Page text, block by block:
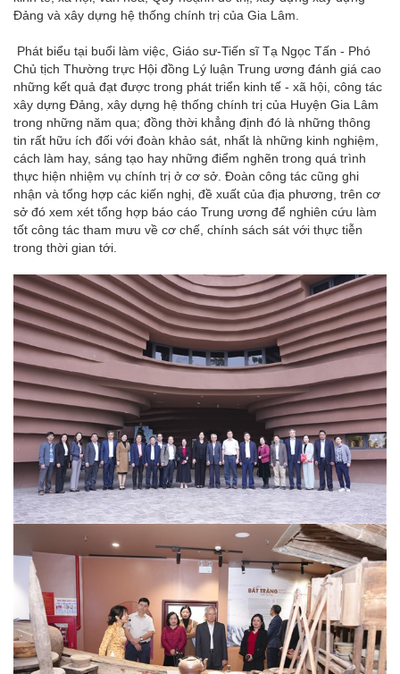
Đảng và xây dựng hệ thống chính trị của Gia Lâm.
Phát biểu tại buổi làm việc, Giáo sư-Tiến sĩ Tạ Ngọc Tấn - Phó
Chủ tịch Thường trực Hội đồng Lý luận Trung ương đánh giá cao
những kết quả đạt được trong phát triển kinh tế - xã hội, công tác
xây dựng Đảng, xây dựng hệ thống chính trị của Huyện Gia Lâm
trong những năm qua; đồng thời khẳng định đó là những thông
tin rất hữu ích đối với đoàn khảo sát, nhất là những kinh nghiệm,
cách làm hay, sáng tạo hay những điểm nghẽn trong quá trình
thực hiện nhiệm vụ chính trị ở cơ sở. Đoàn công tác cũng ghi
nhận và tổng hợp các kiến nghị, đề xuất của địa phương, trên cơ
sở đó xem xét tổng hợp báo cáo Trung ương để nghiên cứu làm
tốt công tác tham mưu về cơ chế, chính sách sát với thực tiễn
trong thời gian tới.